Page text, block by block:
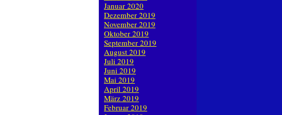
Januar 2020
Dezember 2019
November 2019
Oktober 2019
September 2019
August 2019
Juli 2019
Juni 2019
Mai 2019
April 2019
März 2019
Februar 2019